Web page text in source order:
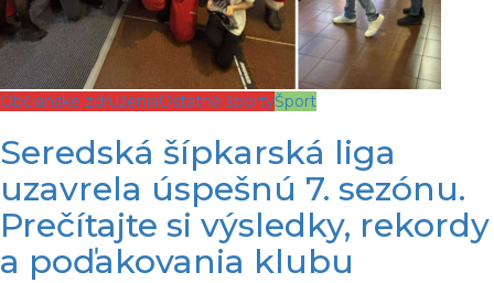
Občianske združeniaOstatné športyŠport
Seredská šípkarská liga
uzavrela úspešnú 7. sezónu.
Prečítajte si výsledky, rekordy
a poďakovania klubu